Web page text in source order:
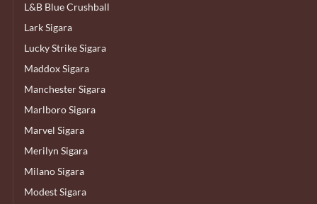
L&B Blue Crushball
Lark Sigara
Lucky Strike Sigara
Maddox Sigara
Manchester Sigara
Marlboro Sigara
Marvel Sigara
Merilyn Sigara
Milano Sigara
Modest Sigara